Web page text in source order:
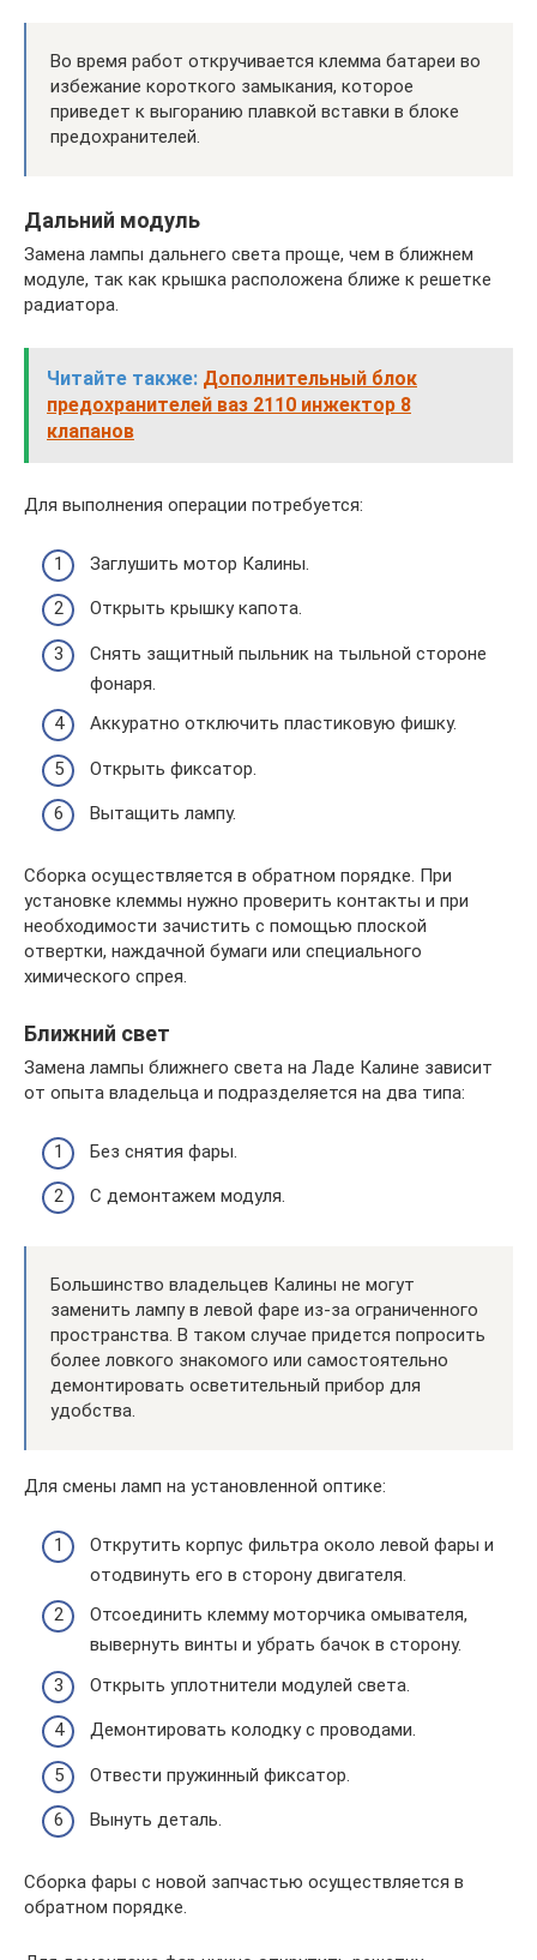
Во время работ откручивается клемма батареи во
избежание короткого замыкания, которое
приведет к выгоранию плавкой вставки в блоке
предохранителей.
Дальний модуль
Замена лампы дальнего света проще, чем в ближнем
модуле, так как крышка расположена ближе к решетке
радиатора.
Читайте также: Дополнительный блок
предохранителей ваз 2110 инжектор 8
клапанов
Для выполнения операции потребуется:
Заглушить мотор Калины.
Открыть крышку капота.
Снять защитный пыльник на тыльной стороне
фонаря.
Аккуратно отключить пластиковую фишку.
Открыть фиксатор.
Вытащить лампу.
Сборка осуществляется в обратном порядке. При
установке клеммы нужно проверить контакты и при
необходимости зачистить с помощью плоской
отвертки, наждачной бумаги или специального
химического спрея.
Ближний свет
Замена лампы ближнего света на Ладе Калине зависит
от опыта владельца и подразделяется на два типа:
Без снятия фары.
С демонтажем модуля.
Большинство владельцев Калины не могут
заменить лампу в левой фаре из-за ограниченного
пространства. В таком случае придется попросить
более ловкого знакомого или самостоятельно
демонтировать осветительный прибор для
удобства.
Для смены ламп на установленной оптике:
Открутить корпус фильтра около левой фары и
отодвинуть его в сторону двигателя.
Отсоединить клемму моторчика омывателя,
вывернуть винты и убрать бачок в сторону.
Открыть уплотнители модулей света.
Демонтировать колодку с проводами.
Отвести пружинный фиксатор.
Вынуть деталь.
Сборка фары с новой запчастью осуществляется в
обратном порядке.